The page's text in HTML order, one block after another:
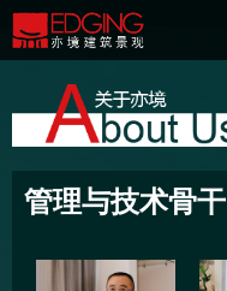
管理与技术骨干